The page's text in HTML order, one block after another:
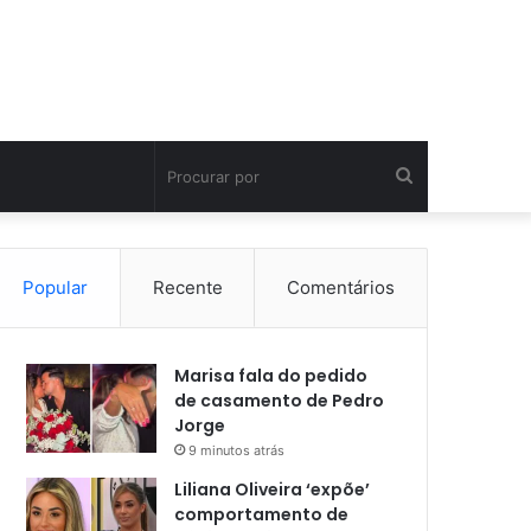
por
Popular Recente Comentários
Marisa fala do pedido
de casamento de Pedro
Jorge
9 minutos atrás
Liliana Oliveira ‘expõe’
comportamento de